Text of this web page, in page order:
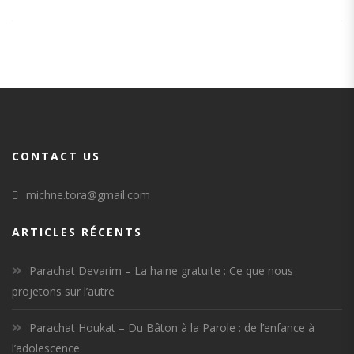
CONTACT US
michne.tora@gmail.com
ARTICLES RÉCENTS
Parachat Devarim – La haine gratuite : Ce que nous
projetons sur l’autre
Parachat Houkat – Du Bâton à la Parole : de l’enfance à
l’adolescence